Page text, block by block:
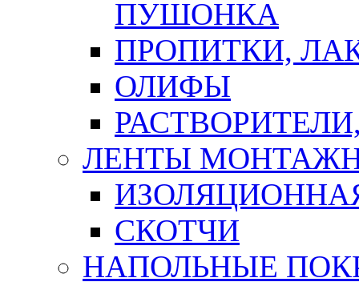
ПУШОНКА
ПРОПИТКИ,
ОЛИФЫ
ЛЕНТЫ
СКОТЧИ
НАПОЛЬНЫЕ